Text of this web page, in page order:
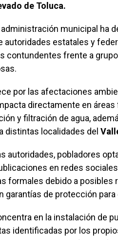
de Toluca.
municipal ha
autoridades estatales y
contundentes frente a
por las afectaciones
directamente en
y filtración de agua,
distintas localidades del
autoridades, pobladores
en redes
formales debido a posibles
garantías de protección
en la instalación de
identificadas por los